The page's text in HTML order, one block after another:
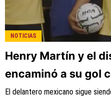
NOTICIAS
Henry Martín y el
encaminó a su gol
El delantero mexicano sigue